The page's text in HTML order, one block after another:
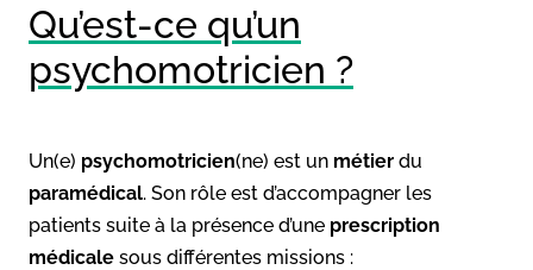
Qu’est-ce qu’un
psychomotricien ?
Un(e) psychomotricien(ne) est un métier du
paramédical. Son rôle est d’accompagner les
patients suite à la présence d’une prescription
médicale sous différentes missions :